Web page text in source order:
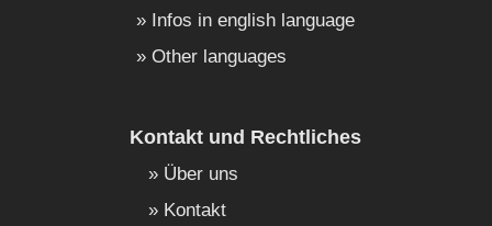
Infos in english language
Other languages
Kontakt und Rechtliches
Über uns
Kontakt